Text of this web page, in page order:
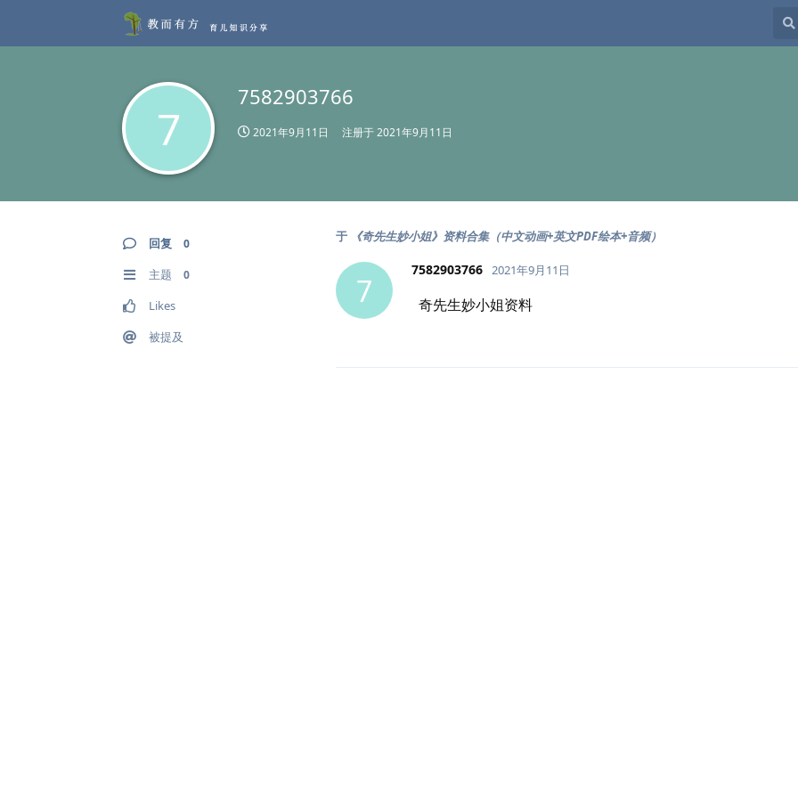
7
7582903766
2021年9月11日 注册于2021年9月11日
回复 0
主题 0
Likes
被提及
于 《奇先生妙小姐》资料合集（中文动画+英文PDF绘本+音频）
7
7582903766 2021年9月11日
奇先生妙小姐资料